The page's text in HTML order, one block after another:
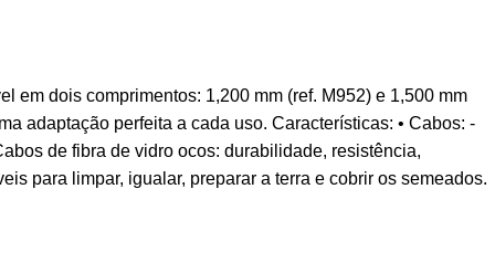
em dois comprimentos: 1,200 mm (ref. M952) e 1,500 mm
adaptação perfeita a cada uso. Características: • Cabos: -
de fibra de vidro ocos: durabilidade, resistência,
para limpar, igualar, preparar a terra e cobrir os semeados.